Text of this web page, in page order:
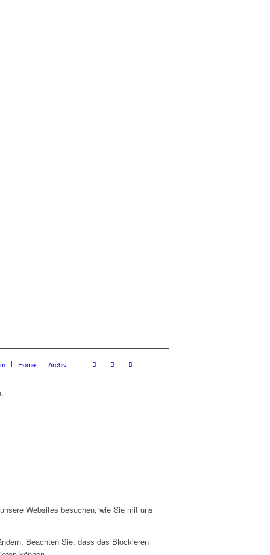
Home Archiv
Websites besuchen, wie Sie mit uns
Beachten Sie, dass das Blockieren